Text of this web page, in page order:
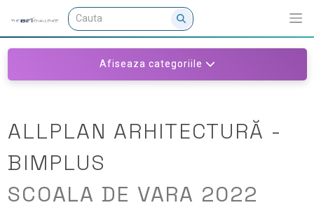
Afiseaza categoriile
ALLPLAN ARHITECTURĂ -
BIMPLUS
SCOALA DE VARA 2022